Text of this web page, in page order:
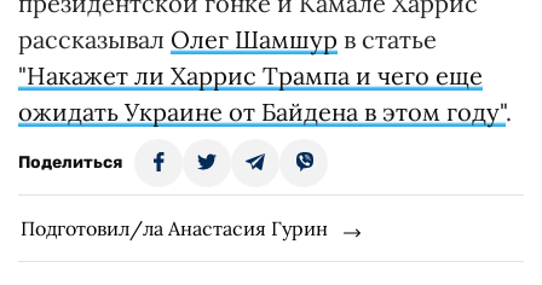
рассказывал Олег Шамшур в статье
"Накажет ли Харрис Трампа и чего еще
ожидать Украине от Байдена в этом году".
Поделиться
Подготовил/ла Анастасия Гурин